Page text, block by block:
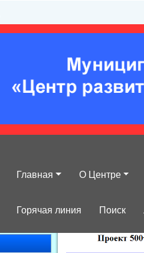
Главная О Центре
Горячая линия Поиск